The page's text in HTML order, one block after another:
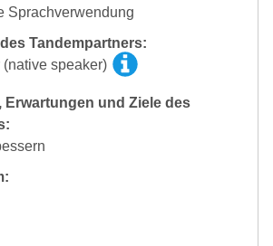
Sprachverwendung
Tandempartners:
(native speaker)
Erwartungen und Ziele des